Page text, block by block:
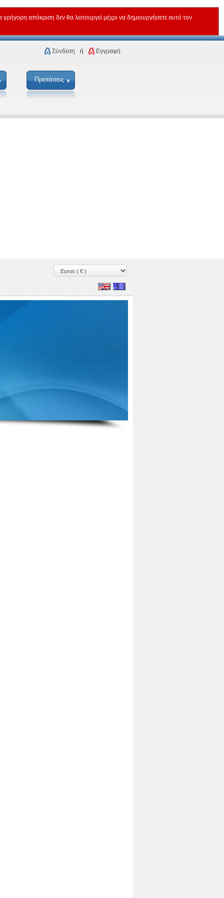
απόκριση δεν θα λειτουργεί μέχρι να δημιουργήσετε αυτό τον
Σύνδεση ή Εγγραφή
Προτάσεις